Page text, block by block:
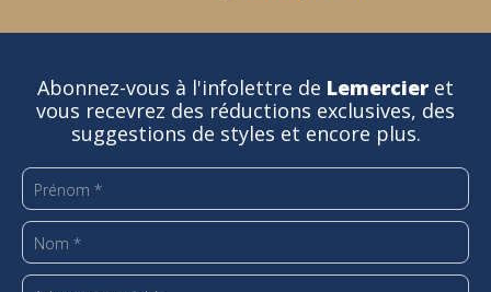
Abonnez-vous à l'infolettre de Lemercier et
vous recevrez des réductions exclusives, des
suggestions de styles et encore plus.